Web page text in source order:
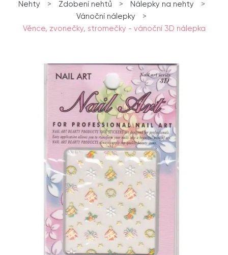
Nehty > Zdobení nehtů > Nálepky na nehty
>
Vánoční nálepky
>
Věnce, zvonečky, stromečky - vánoční 3D nálepka